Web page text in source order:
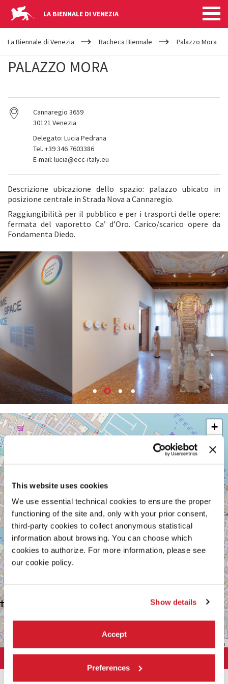
This website uses cookies
We use essential technical cookies to ensure the proper
functioning of the site and, only with your prior consent,
third-party cookies to collect anonymous statistical
information about browsing. You can choose which
cookies to authorize. For more information, please see
our cookie policy.
Show details
Accept
Preferences
LA BIENNALE DI VENEZIA
YOUR
ARE
La Biennale di Venezia Bacheca Biennale Palazzo Mora
PALAZZO MORA
Cannaregio 3659
30121 Venezia
Delegato: Lucia Pedrana
Tel. +39 346 7603386
E-mail: lucia@ecc-italy.eu
Descrizione ubicazione dello spazio: palazzo ubicato in
posizione centrale in Strada Nova a Cannaregio.
Raggiungibilità per il pubblico e per i trasporti delle opere:
fermata del vaporetto Ca’ d’Oro. Carico/scarico opere da
Fondamenta Diedo.
PALAZZO
MORA
Cannaregio
3659
30121
Venezia
+
contributors
LA BIENNALE DI VENEZIA